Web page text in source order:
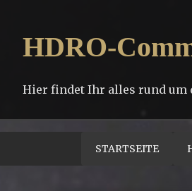
HDRO-
Hier findet Ihr alles rund um
STARTSEITE